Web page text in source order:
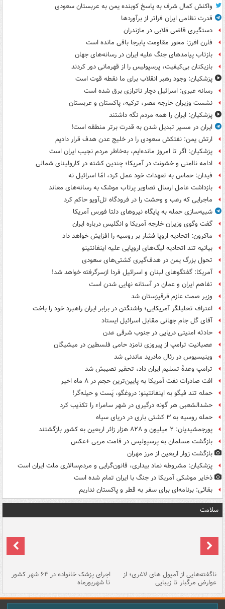
واکنش کمال شرف به پاسخ کوبنده یمن به عربستان سعودی
قدرت نظامی ایران فراتر از برآوردها
دستگیری قاضی قلابی در مازندران
فارن افرز: محور مقاومت پابرجا باقی مانده است
بازتاب پیامدهای جنگ علیه ایران در رسانه‌های جهان
بازیکنان بی‌کیفیت، پرسپولیس را از قهرمانی دور کردند
پزشکیان: وجود رهبر انقلاب برای ما نقطه قوت است
رسانه عبری: اسرائیل دچار ناترازی برق شده است
نشست وزیران خارجه مصر، ترکیه، پاکستان و عربستان
پزشکیان: ایران را همه مردم نگه داشتند
ایران در مسیر تبدیل شدن به قدرت برتر منطقه است!
ارتش یمن: نفتکش سعودی را در خلیج عدن هدف قرار دادیم
پزشکیان: اگر تا امروز مانده‌ایم، به‌خاطر مردم نجیب ایران است
ادامه ناامنی و خشونت در آمریکا؛ چندین کشته در کارولینای شمالی
فیدان: حماس به تعهدات خود عمل کرد، امّا اسرائیل نه
بازداشت عامل ارسال تصاویر پرتاب موشک به رسانه‌های معاند
ماجرایی که رعب و وحشت را در فرودگاه تل‌آویو حاکم کرد
شبیه‌سازی حمله به پایگاه نیروهای دلتا فورس آمریکا
گفت وگوی وزیران خارجه آمریکا و انگلیس درباره ایران
ماکرون: اتحادیه اروپا فشار بر روسیه را افزایش خواهد داد
بیانیه تند اتحادیه لیگ‌های اروپایی علیه اینفانتینو
تحول بزرگ یمن در هدف‌گیری کشتی‌های سعودی
آمریکا: گفتگوهای لبنان و اسرائیل فردا ازسرگرفته خواهد شد!
تفاهم ایران و عمان در آستانه نهایی شدن است
وزیر صمت عازم قرقیزستان شد
اعتراف تحلیلگر آمریکایی؛ واشنگتن در برابر ایران راهبرد خود را باخت
آقای گل جام جهانی مقابل اسرائیل ایستاد
حادثه امنیتی دریایی در جنوب شرقی عدن
عصبانیت ترامپ از پیروزی نامزد حامی فلسطین در میشیگان
وینیسیوس در رئال مادرید ماندنی شد
ترامپ وعدۀ تسلیم ایران داد، تحقیر نصیبش شد
افت صادرات نفت آمریکا به پایین‌ترین حجم در ۸ ماه اخیر
حمله تند فیگو به اینفانتینو: دروغگو، پَست‌ و حیله‌گر!
حشدالشعبی هر گونه درگیری در شهر سامراء را تکذیب کرد
حمله روسیه به ۳ کشتی باری در دریای سیاه
پورجمشیدیان: ۲ میلیون و ۸۲۸ هزار زائر اربعین به کشور بازگشتند
بازگشت مسلمان به پرسپولیس در قامت مربی +عکس
بازگشت زوار اربعین از مرز مهران
پزشکیان: مشروطه نماد بیداری، قانون‌گرایی و مردم‌سالاری ملت ایران است
ذخایر موشکی آمریکا در جنگ با ایران تمام شده است
بقائی: برنامه‌ای برای سفر به قطر و پاکستان نداریم
سلامت
ناگفته‌هایی از آمپول های لاغری؛ از
عوارض مرگبار تا زیبایی
اجرای پزشک خانواده در ۶۴ شهر کشور
تا شهریورماه